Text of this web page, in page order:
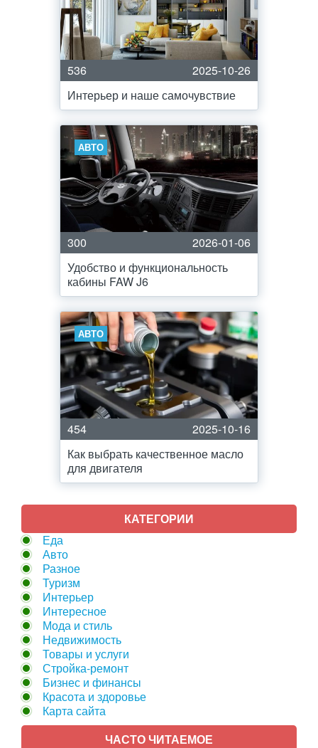
536
2025-10-26
Интерьер и наше самочувствие
АВТО
300
2026-01-06
Удобство и функциональность
кабины FAW J6
АВТО
454
2025-10-16
Как выбрать качественное масло
для двигателя
КАТЕГОРИИ
Еда
Авто
Разное
Туризм
Интерьер
Интересное
Мода и стиль
Недвижимость
Товары и услуги
Стройка-ремонт
Бизнес и финансы
Красота и здоровье
Карта сайта
ЧАСТО ЧИТАЕМОЕ